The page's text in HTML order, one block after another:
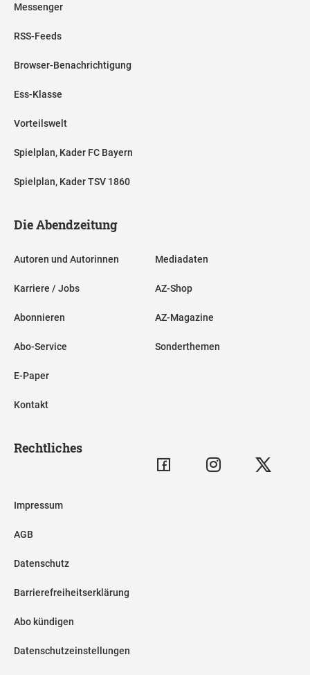
Messenger
RSS-Feeds
Browser-Benachrichtigung
Ess-Klasse
Vorteilswelt
Spielplan, Kader FC Bayern
Spielplan, Kader TSV 1860
Die Abendzeitung
Autoren und Autorinnen
Karriere / Jobs
Abonnieren
Abo-Service
E-Paper
Kontakt
Mediadaten
AZ-Shop
AZ-Magazine
Sonderthemen
Rechtliches
Impressum
AGB
Datenschutz
Barrierefreiheitserklärung
Abo kündigen
Datenschutzeinstellungen